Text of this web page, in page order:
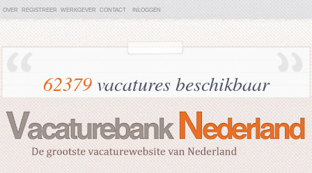
OVER REGISTREER WERKGEVER CONTACT INLOGGEN
62379vacatures beschikbaar